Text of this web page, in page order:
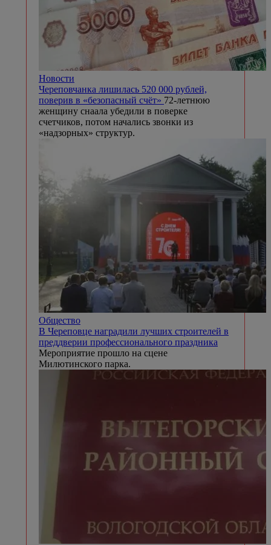
Новости
Череповчанка лишилась 520 000 рублей,
поверив в «безопасный счёт» 72-летнюю
женщину снаала убедили в поверке
счетчиков, потом начались звонки из
«надзорных» структур.
Общество
В Череповце наградили лучших строителей в
преддверии профессионального праздника
Мероприятие прошло на сцене
Милютинского парка.